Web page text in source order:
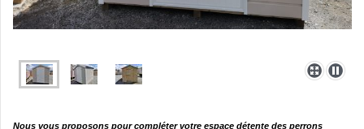
Nous vous proposons pour compléter votre espace détente des perrons